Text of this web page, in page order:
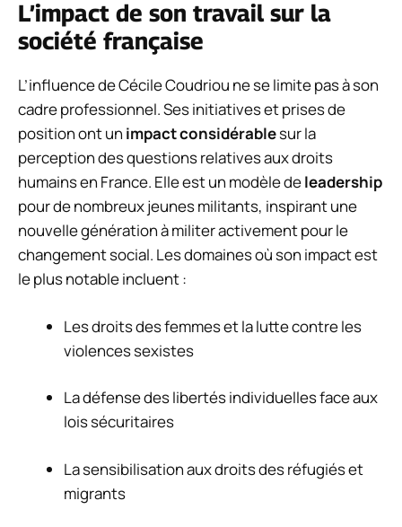
L’impact de son travail sur la
société française
L’influence de Cécile Coudriou ne se limite pas à son
cadre professionnel. Ses initiatives et prises de
position ont un impact considérablesur la
perception des questions relatives aux droits
humains en France. Elle est un modèle deleadership
pour de nombreux jeunes militants, inspirant une
nouvelle génération à militer activement pour le
changement social. Les domaines où son impact est
le plus notable incluent :
Les droits des femmes et la lutte contre les
violences sexistes
La défense des libertés individuelles face aux
lois sécuritaires
La sensibilisation aux droits des réfugiés et
migrants